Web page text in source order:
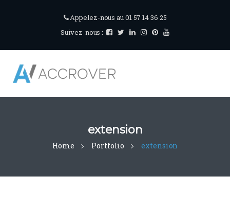
Appelez-nous au 01 57 14 36 25
Suivez-nous :
extension
Home Portfolio extension